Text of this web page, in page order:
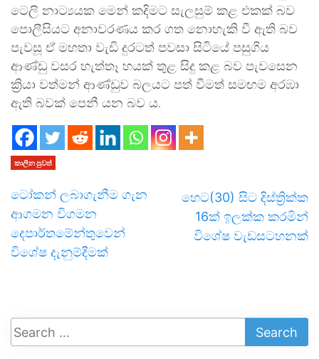
ටෙලි නාට්‍යයක මෙන් කදිමට සැලසුම් කළ එකක් බව
පොලීසියට අනාවරණය කර ගත නොහැකි වී ඇති බව
පැවසූ ඒ මහතා වැඩි දුරටත් පවසා සිටියේ පසුගිය
ආණ්ඩු වසර හැත්තෑ හයක් තුළ සිදු කළ බව පැවසෙන
ක්‍රියා වත්මන් ආණ්ඩුව බලයට පත් වීමත් සමඟම අරඹා
ඇති බවක් පෙනී යන බව ය.
කාලීන පුවත්
ටෝකන් ලබාගැනීම ගැන
ආගමන විගමන
දෙපාර්තමේන්තුවෙන්
විශේෂ දැනුම්දීමක්
හෙට(30) සිට දිස්ත්‍රික්ක
16ක් ඉලක්ක කරමින්
විශේෂ වැඩසටහනක්